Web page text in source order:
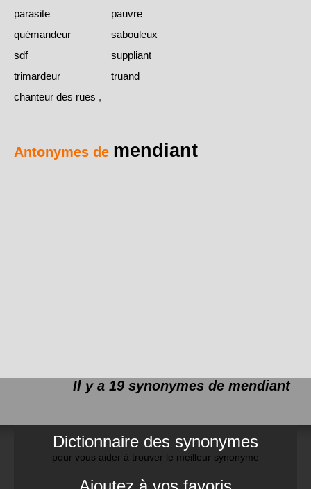
parasite
pauvre
quémandeur
sabouleux
sdf
suppliant
trimardeur
truand
chanteur des rues ,
Antonymes de mendiant
Il y a 19 synonymes de mendiant
Dictionnaire des synonymes
pour vous aider à trouver le meilleur synonyme